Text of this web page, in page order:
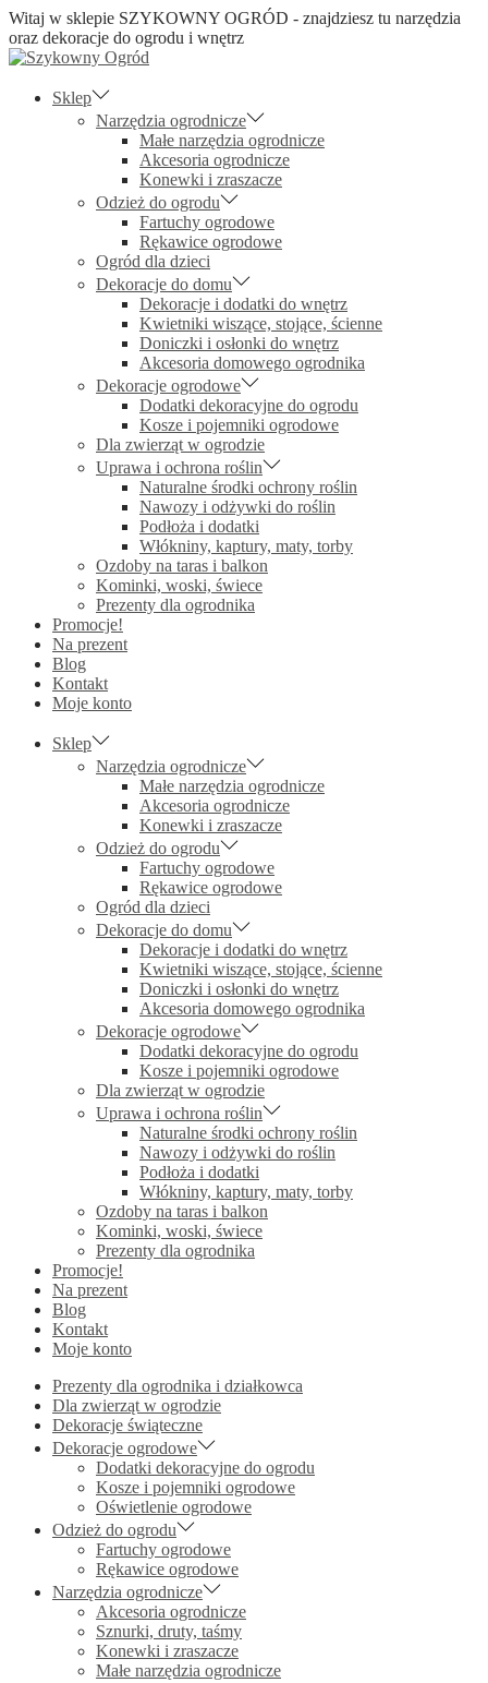
Witaj w sklepie SZYKOWNY OGRÓD - znajdziesz tu narzędzia
oraz dekoracje do ogrodu i wnętrz
Skip
navigation
Skip
contentSklep
Narzędzia ogrodnicze
Małe narzędzia ogrodnicze
Akcesoria ogrodnicze
Konewki i zraszacze
Odzież do ogrodu
Fartuchy ogrodowe
Rękawice ogrodowe
Ogród dla dzieci
Dekoracje do domu
Dekoracje i dodatki do wnętrz
Kwietniki wiszące, stojące, ścienne
Doniczki i osłonki do wnętrz
Akcesoria domowego ogrodnika
Dekoracje ogrodowe
Dodatki dekoracyjne do ogrodu
Kosze i pojemniki ogrodowe
Dla zwierząt w ogrodzie
Uprawa i ochrona roślin
Naturalne środki ochrony roślin
Nawozy i odżywki do roślin
Podłoża i dodatki
Włókniny, kaptury, maty, torby
Ozdoby na taras i balkon
Kominki, woski, świece
Prezenty dla ogrodnika
Promocje!
Na prezent
Blog
Kontakt
Moje konto
Sklep
Narzędzia ogrodnicze
Małe narzędzia ogrodnicze
Akcesoria ogrodnicze
Konewki i zraszacze
Odzież do ogrodu
Fartuchy ogrodowe
Rękawice ogrodowe
Ogród dla dzieci
Dekoracje do domu
Dekoracje i dodatki do wnętrz
Kwietniki wiszące, stojące, ścienne
Doniczki i osłonki do wnętrz
Akcesoria domowego ogrodnika
Dekoracje ogrodowe
Dodatki dekoracyjne do ogrodu
Kosze i pojemniki ogrodowe
Dla zwierząt w ogrodzie
Uprawa i ochrona roślin
Naturalne środki ochrony roślin
Nawozy i odżywki do roślin
Podłoża i dodatki
Włókniny, kaptury, maty, torby
Ozdoby na taras i balkon
Kominki, woski, świece
Prezenty dla ogrodnika
Promocje!
Na prezent
Blog
Kontakt
Moje konto
Prezenty dla ogrodnika i działkowca
Dla zwierząt w ogrodzie
Dekoracje świąteczne
Dekoracje ogrodowe
Dodatki dekoracyjne do ogrodu
Kosze i pojemniki ogrodowe
Oświetlenie ogrodowe
Odzież do ogrodu
Fartuchy ogrodowe
Rękawice ogrodowe
Narzędzia ogrodnicze
Akcesoria ogrodnicze
Sznurki, druty, taśmy
Konewki i zraszacze
Małe narzędzia ogrodnicze